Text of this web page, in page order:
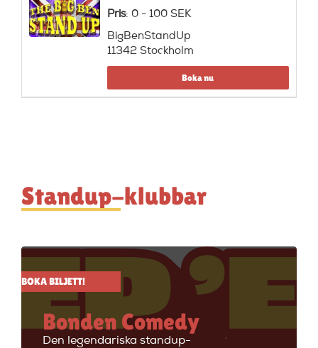
Pris: 0 - 100 SEK
BigBenStandUp
11342 Stockholm
Boka nu
Standup-klubbar
BOKA BILJETT!
Bonden Comedy
Den legendariska standup-